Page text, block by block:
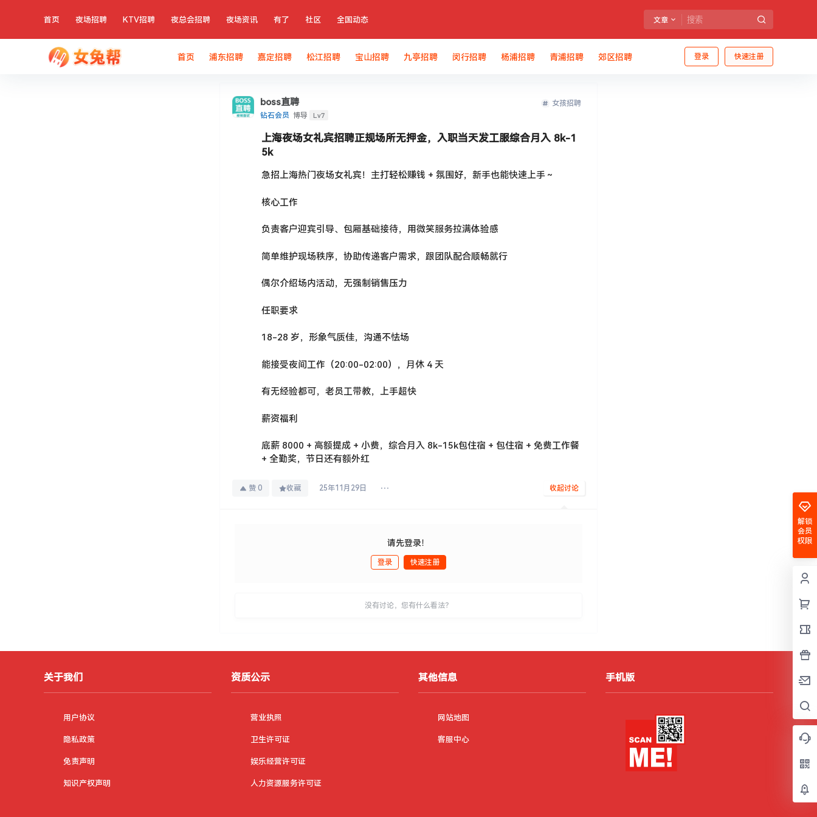
首页 夜场招聘 KTV招聘 夜总会招聘 夜场资讯 有了 社区 全国动态 文章
登录 快速注册
首页 浦东招聘 嘉定招聘 松江招聘 宝山招聘 九亭招聘 闵行招聘 杨浦招聘 青浦招聘 郊区招聘
boss直聘
钻石会员 博导 Lv7
女孩招聘
上海夜场女礼宾招聘正规场所无押金，入职当天发工服综合月入 8k-1
5k
急招上海热门夜场女礼宾！主打轻松赚钱 + 氛围好，新手也能快速上手～
核心工作
负责客户迎宾引导、包厢基础接待，用微笑服务拉满体验感
简单维护现场秩序，协助传递客户需求，跟团队配合顺畅就行
偶尔介绍场内活动，无强制销售压力
任职要求
18-28 岁，形象气质佳，沟通不怯场
能接受夜间工作（20:00-02:00），月休 4 天
有无经验都可，老员工带教，上手超快
薪资福利
底薪 8000 + 高额提成 + 小费，综合月入 8k-15k包住宿 + 包住宿 + 免费工作餐
+ 全勤奖，节日还有额外红
赞 0 收藏 25年11月29日 收起讨论
请先登录！
登录 快速注册
没有讨论，您有什么看法？
解锁
会员
权限
关于我们
用户协议
隐私政策
免责声明
知识产权声明
资质公示
营业执照
卫生许可证
娱乐经营许可证
人力资源服务许可证
其他信息
网站地图
客服中心
手机版